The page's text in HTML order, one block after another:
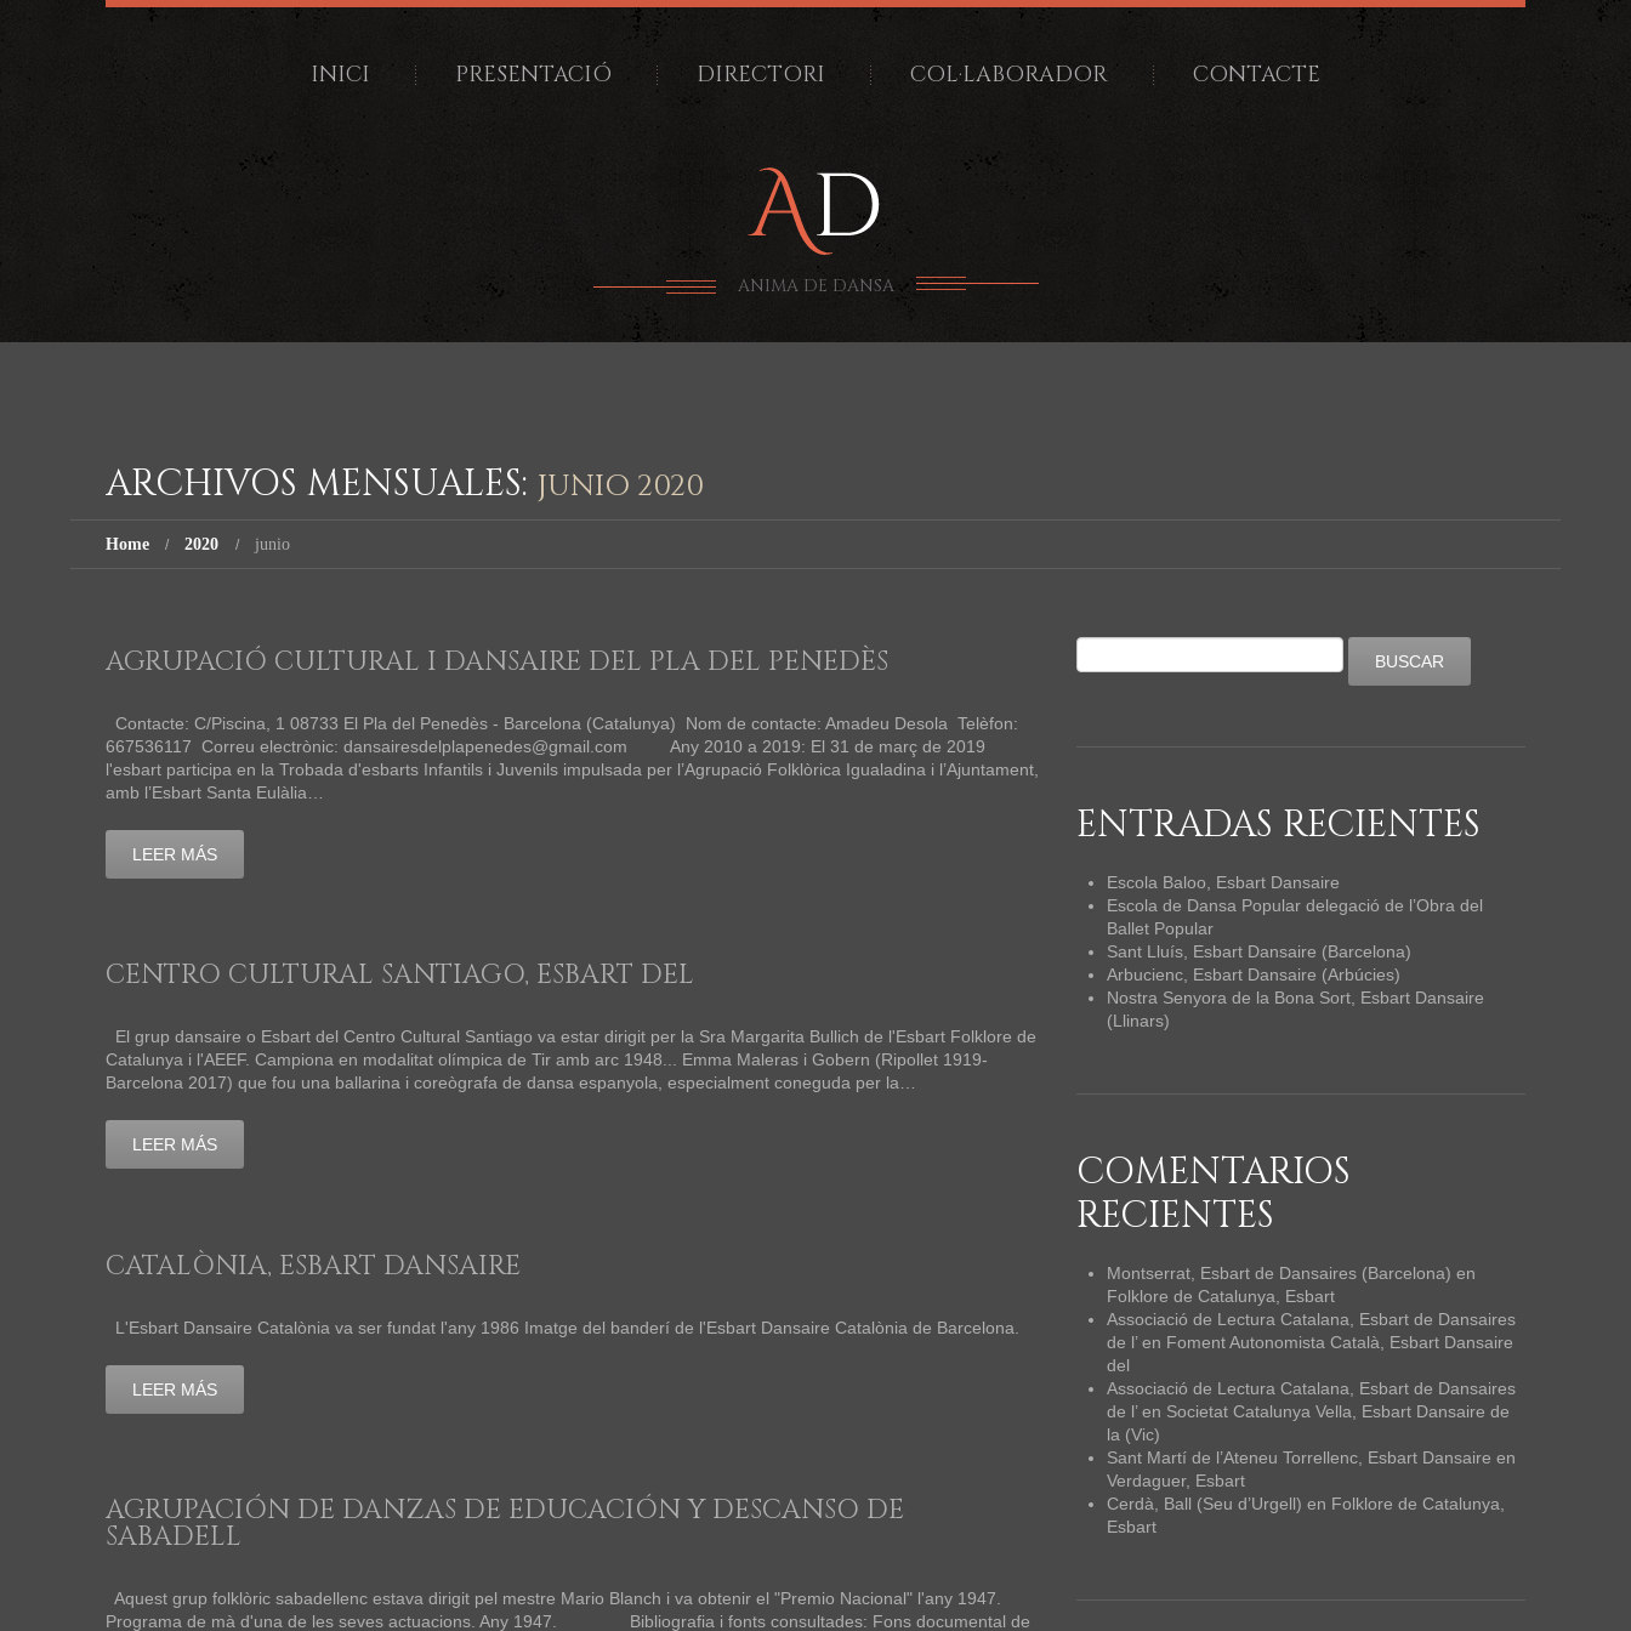
INICI PRESENTACIÓ DIRECTORI COL·LABORADOR CONTACTE
ANIMA DE DANSA
ARCHIVOS MENSUALES: JUNIO 2020
Home 2020 junio
AGRUPACIÓ CULTURAL I DANSAIRE DEL PLA DEL PENEDÈS
Contacte: C/Piscina, 1 08733 El Pla del Penedès - Barcelona (Catalunya) Nom de contacte: Amadeu Desola Telèfon:
667536117 Correu electrònic: dansairesdelplapenedes@gmail.com Any 2010 a 2019: El 31 de març de 2019
l'esbart participa en la Trobada d'esbarts Infantils i Juvenils impulsada per l’Agrupació Folklòrica Igualadina i l’Ajuntament,
amb l’Esbart Santa Eulàlia…
LEER MÁS
CENTRO CULTURAL SANTIAGO, ESBART DEL
El grup dansaire o Esbart del Centro Cultural Santiago va estar dirigit per la Sra Margarita Bullich de l'Esbart Folklore de
Catalunya i l'AEEF. Campiona en modalitat olímpica de Tir amb arc 1948... Emma Maleras i Gobern (Ripollet 1919-
Barcelona 2017) que fou una ballarina i coreògrafa de dansa espanyola, especialment coneguda per la…
LEER MÁS
CATALÒNIA, ESBART DANSAIRE
L'Esbart Dansaire Catalònia va ser fundat l'any 1986 Imatge del banderí de l'Esbart Dansaire Catalònia de Barcelona.
LEER MÁS
AGRUPACIÓN DE DANZAS DE EDUCACIÓN Y DESCANSO DE
SABADELL
Aquest grup folklòric sabadellenc estava dirigit pel mestre Mario Blanch i va obtenir el "Premio Nacional" l'any 1947.
Programa de mà d'una de les seves actuacions. Any 1947. Bibliografia i fonts consultades: Fons documental de
ENTRADAS RECIENTES
Escola Baloo, Esbart Dansaire
Escola de Dansa Popular delegació de l’Obra del
Ballet Popular
Sant Lluís, Esbart Dansaire (Barcelona)
Arbucienc, Esbart Dansaire (Arbúcies)
Nostra Senyora de la Bona Sort, Esbart Dansaire
(Llinars)
COMENTARIOS
RECIENTES
Montserrat, Esbart de Dansaires (Barcelona) en
Folklore de Catalunya, Esbart
Associació de Lectura Catalana, Esbart de Dansaires
de l’en Foment Autonomista Català, Esbart Dansaire
del
Associació de Lectura Catalana, Esbart de Dansaires
de l’en Societat Catalunya Vella, Esbart Dansaire de
la (Vic)
Sant Martí de l’Ateneu Torrellenc, Esbart Dansaire en
Verdaguer, Esbart
Cerdà, Ball (Seu d’Urgell) en Folklore de Catalunya,
Esbart